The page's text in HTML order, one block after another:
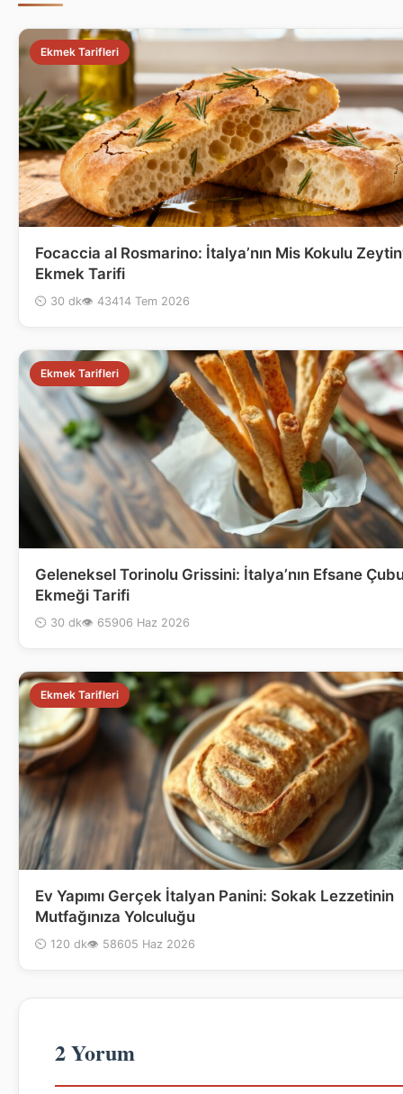
Ekmek Tarifleri
Focaccia al Rosmarino: İtalya’nın Mis Kokulu
Ekmek Tarifi
⏲ 30 dk👁 43414 Tem 2026
Ekmek Tarifleri
Geleneksel Torinolu Grissini: İtalya’nın Efsane
Ekmeği Tarifi
⏲ 30 dk👁 65906 Haz 2026
Ekmek Tarifleri
Ev Yapımı Gerçek İtalyan Panini: Sokak Lezzetinin
Mutfağınıza Yolculuğu
⏲ 120 dk👁 58605 Haz 2026
2 Yorum